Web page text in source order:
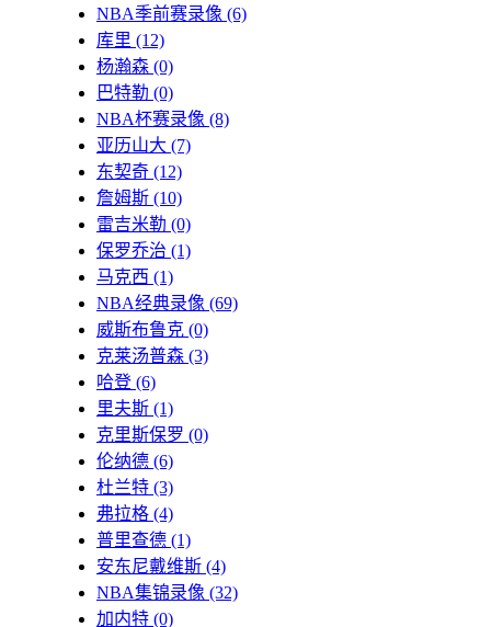
NBA季前赛录像 (6)
库里 (12)
杨瀚森 (0)
巴特勒 (0)
NBA杯赛录像 (8)
亚历山大 (7)
东契奇 (12)
詹姆斯 (10)
雷吉米勒 (0)
保罗乔治 (1)
马克西 (1)
NBA经典录像 (69)
威斯布鲁克 (0)
克莱汤普森 (3)
哈登 (6)
里夫斯 (1)
克里斯保罗 (0)
伦纳德 (6)
杜兰特 (3)
弗拉格 (4)
普里查德 (1)
安东尼戴维斯 (4)
NBA集锦录像 (32)
加内特 (0)